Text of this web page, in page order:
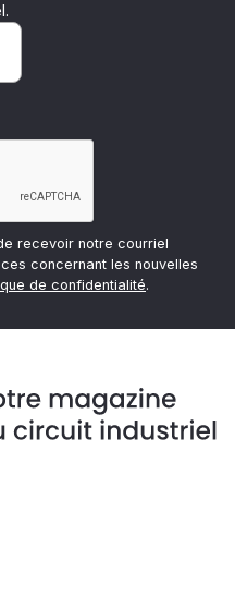
recevoir notre courriel
concernant les nouvelles
de confidentialité.